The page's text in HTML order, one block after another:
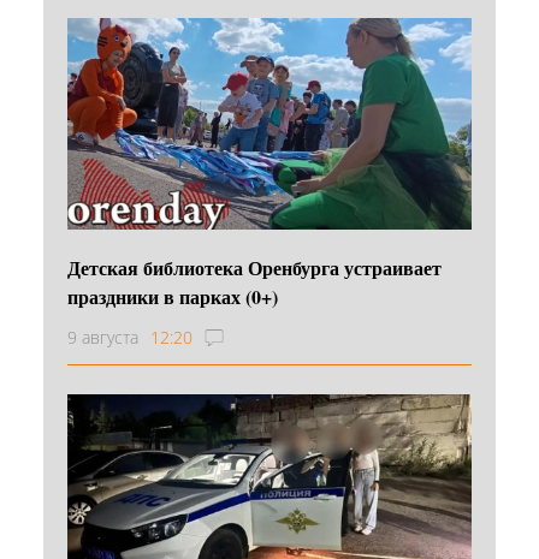
Детская библиотека Оренбурга устраивает
праздники в парках (0+)
9 августа 12:20